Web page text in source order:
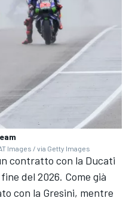
Images / via Getty Images
contratto con la Ducati
del 2026. Come già
con la Gresini, mentre